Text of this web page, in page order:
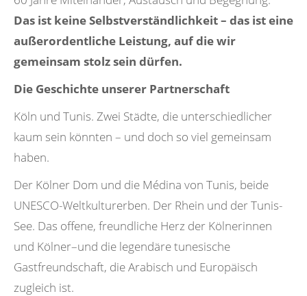
Das ist keine Selbstverständlichkeit – das ist eine
außerordentliche Leistung, auf die wir
gemeinsam stolz sein dürfen.
Die Geschichte unserer Partnerschaft
Köln und Tunis. Zwei Städte, die unterschiedlicher
kaum sein könnten – und doch so viel gemeinsam
haben.
Der Kölner Dom und die Médina von Tunis, beide
UNESCO-Weltkulturerben. Der Rhein und der Tunis-
See. Das offene, freundliche Herz der Kölnerinnen
und Kölner–und die legendäre tunesische
Gastfreundschaft, die Arabisch und Europäisch
zugleich ist.